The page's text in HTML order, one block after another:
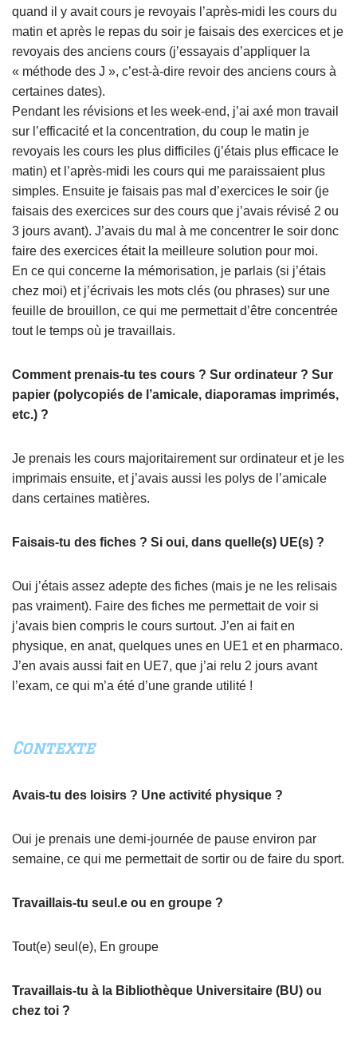
quand il y avait cours je revoyais l’après-midi les cours du
matin et après le repas du soir je faisais des exercices et je
revoyais des anciens cours (j’essayais d’appliquer la
« méthode des J », c’est-à-dire revoir des anciens cours à
certaines dates).
Pendant les révisions et les week-end, j’ai axé mon travail
sur l’efficacité et la concentration, du coup le matin je
revoyais les cours les plus difficiles (j’étais plus efficace le
matin) et l’après-midi les cours qui me paraissaient plus
simples. Ensuite je faisais pas mal d’exercices le soir (je
faisais des exercices sur des cours que j’avais révisé 2 ou
3 jours avant). J’avais du mal à me concentrer le soir donc
faire des exercices était la meilleure solution pour moi.
En ce qui concerne la mémorisation, je parlais (si j’étais
chez moi) et j’écrivais les mots clés (ou phrases) sur une
feuille de brouillon, ce qui me permettait d’être concentrée
tout le temps où je travaillais.
Comment prenais-tu tes cours ? Sur ordinateur ? Sur
papier (polycopiés de l’amicale, diaporamas imprimés,
etc.) ?
Je prenais les cours majoritairement sur ordinateur et je les
imprimais ensuite, et j’avais aussi les polys de l’amicale
dans certaines matières.
Faisais-tu des fiches ? Si oui, dans quelle(s) UE(s) ?
Oui j’étais assez adepte des fiches (mais je ne les relisais
pas vraiment). Faire des fiches me permettait de voir si
j’avais bien compris le cours surtout. J’en ai fait en
physique, en anat, quelques unes en UE1 et en pharmaco.
J’en avais aussi fait en UE7, que j’ai relu 2 jours avant
l’exam, ce qui m’a été d’une grande utilité !
Contexte
Avais-tu des loisirs ? Une activité physique ?
Oui je prenais une demi-journée de pause environ par
semaine, ce qui me permettait de sortir ou de faire du sport.
Travaillais-tu seul.e ou en groupe ?
Tout(e) seul(e), En groupe
Travaillais-tu à la Bibliothèque Universitaire (BU) ou
chez toi ?